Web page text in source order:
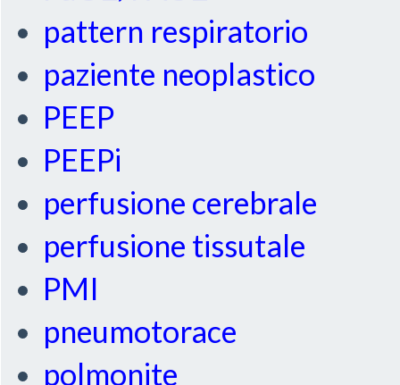
pattern respiratorio
paziente neoplastico
PEEP
PEEPi
perfusione cerebrale
perfusione tissutale
PMI
pneumotorace
polmonite